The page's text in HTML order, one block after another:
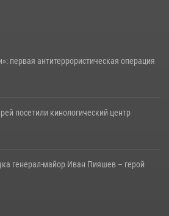
первая антитеррористическая операция
посетили кинологический центр
генерал-майор Иван Пияшев – герой